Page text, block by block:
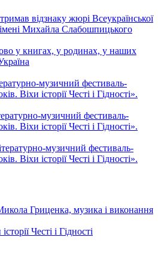
відзнаку жюрі Всеукраїнської
імені Михайла Слабошпицького
у книгах, у родинах, у наших
музичний фестиваль-
Віхи історії Честі і Гідності».
музичний фестиваль-
Віхи історії Честі і Гідності».
музичний фестиваль-
Віхи історії Честі і Гідності».
Гриценка, музика і виконання
Честі і Гідності